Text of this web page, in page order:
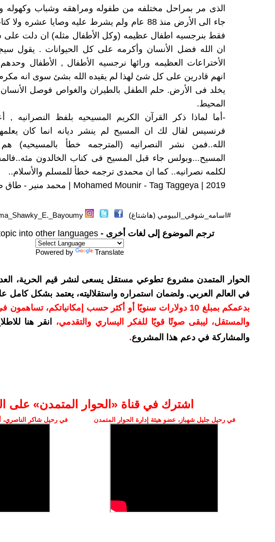
الذى مر بمراحل مختلفه من طفوله ومراهقه وشباب
جاء الى الأرض منذ 88 عام ولم يشرط عليه وصايا
فقط بنرجسيه اطفال عظيمه (وكل الأطفال مثله) ان دلت على
ان الله فضل الأنسان وأكرمه على كل الحيوانات . يقول
الأختراعات العظيمه ورائها نرجسيه الأطفال , الأطفال
انهم قادرين على كل شئ لهذا لم يقيده الله بشئ سوى انه
يخلد فى الأرض. حلم الطفل بالطيران والغواص فوصل الأنسان
المحيط.
-أما لماذا ذكر القرآن الكريم المسيحيه بلفظ النصرانيه ,
فرنسيس لقال لك ان المسيح لم ينشر ديانه انما كان يعلمها
الله..فمن نشر النصرانيه (المترجمه خطأ بالمسيحيه) هم
المسيح...وبولس جاء قبل المسيح فى كناب الخالدون
لكلمه نصرانيه.. كما ان محمدى ترجمه خطأ للمسلم والأسلام..
Mohamed Mounir - Tag Taggeya | 2019 | محمد منير - طاق طاقية
#اسامه_شوقي_البيومي (هاشتاغ)
ترجم الموضوع إلى لغات أخرى - into other languages
Powered by Translate
الحوار المتمدن مشروع تطوعي مستقل يسعى لنشر قيم الحرية،
في العالم العربي. ولضمان استمراره واستقلاليته، يعتمد بشكل كامل
بدعمكم بمبلغ 10 دولارات سنويًا أو أكثر حسب إمكانياتكم،
والمستقل، ليبقى صوتًا قويًا للفكر اليساري والتقدمي،
انقر هنا
والمشاركة في دعم هذا المشروع.
اشترك في قناة ‫«الحوار المتمدن» على
في رحيل جليل شهباز، عضو هيئة إدارة الحوار المتمدن في رحيل شاكر